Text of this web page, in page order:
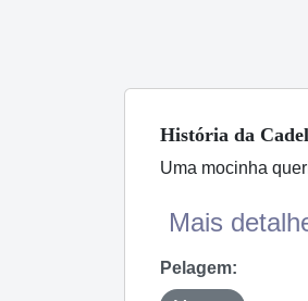
História da
Uma mocinha
Mais
Pelagem: